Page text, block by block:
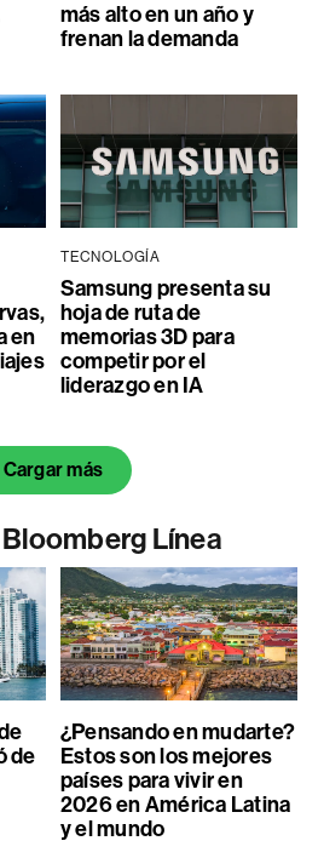
más alto en un año y
frenan la demanda
en
TECNOLOGÍA
Samsung presenta su
hoja de ruta de
memorias 3D para
competir por el
liderazgo en IA
Cargar más
Línea
de
¿Pensando en mudarte?
Estos son los mejores
países para vivir en
2026 en América Latina
y el mundo